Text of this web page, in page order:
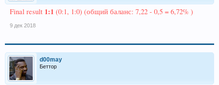
Final result 1:1 (0:1, 1:0) (общий баланс: 7,22 - 0,5 = 6,72% )
9 дек 2018
d00may
Беттор